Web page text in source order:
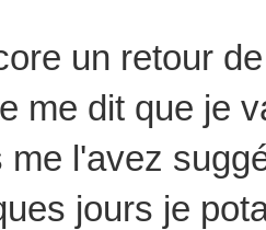
un retour
me dit que je
me l'avez
jours je